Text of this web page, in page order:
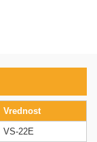
Vrednost
VS-22E